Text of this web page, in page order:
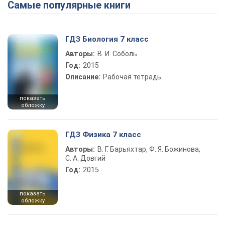
Самые популярные книги
показать
обложку
ГДЗ Биология 7 класс
Авторы: В. И. Соболь
Год: 2015
Описание: Рабочая тетрадь
показать
обложку
ГДЗ Физика 7 класс
Авторы: В. Г. Барьяхтар, Ф. Я. Божинова,
С. А. Довгий
Год: 2015